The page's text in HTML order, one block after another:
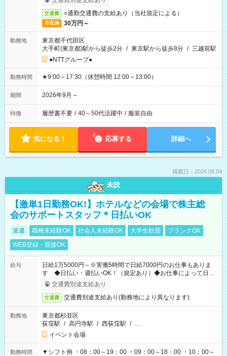
交通費 ○通勤交通費の支給あり（当社規定による）
月収例 30万円～
勤務地
東京都千代田区
大手町(東京都)駅から徒歩2分 / 東京駅から徒歩8分 / 三越前駅
●NTTグループ●
勤務時間 ★9:00～17:30（休憩時間 12:00～13:00）
期間 2026年9月～
特徴 履歴書不要 / 40～50代活躍中 / 服装自由
気になる！ 応募する 詳細へ
掲載日：2026.08.04
未読
【激単1日勤務OK!】ホテルなどの会場で株主総
会のサポートスタッフ＊日払いOK
派遣 職種未経験OK 社会人未経験OK 大学生歓迎
ブランクOK
WEB登録・面接OK
給与
日給1万5000円～※実働5時間で日給7000円のお仕事もありま
す ◆日払い・週払いOK！（規定あり）◆お仕事によって日給
も異なります
交通費別途支給あり
交通費 交通費別途支給あり(勤務地により異なります)
勤務地
東京都杉並区
荻窪駅 / 高円寺駅 / 西荻窪駅 / …
イベント会場
勤務時間
▼シフト例 ・08：00～19：00 ・09：00～18：00 ・10：00～